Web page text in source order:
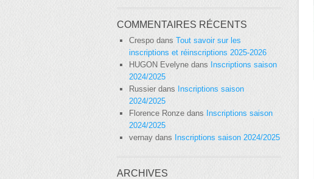
COMMENTAIRES RÉCENTS
Crespo dans Tout savoir sur les
inscriptions et réinscriptions 2025-2026
HUGON Evelyne dans
Inscriptions saison
2024/2025
Russier dans Inscriptions saison
2024/2025
Florence Ronze dans Inscriptions saison
2024/2025
vernay dans Inscriptions saison 2024/2025
ARCHIVES